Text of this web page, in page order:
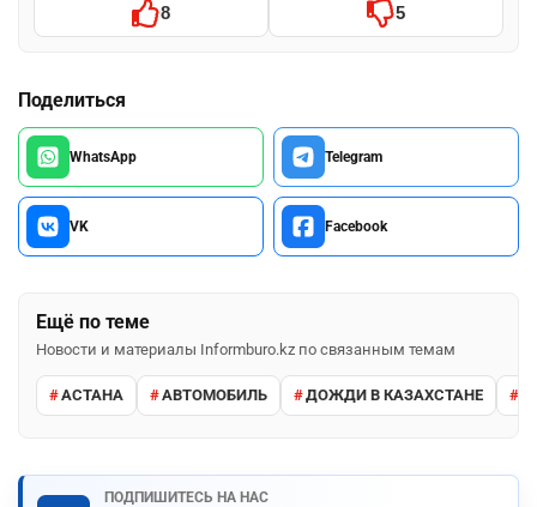
8 5
Поделиться
WhatsApp Telegram
VK Facebook
Ещё по теме
Новости и материалы Informburo.kz по связанным темам
АСТАНА АВТОМОБИЛЬ ДОЖДИ В КАЗАХСТАНЕ
ПОДПИШИТЕСЬ НА НАС